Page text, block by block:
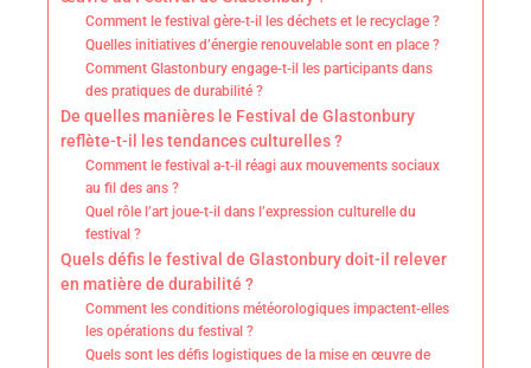
Comment le festival gère-t-il les déchets et le recyclage ?
Quelles initiatives d’énergie renouvelable sont en place ?
Comment Glastonbury engage-t-il les participants dans
des pratiques de durabilité ?
De quelles manières le Festival de Glastonbury
reflète-t-il les tendances culturelles ?
Comment le festival a-t-il réagi aux mouvements sociaux
au fil des ans ?
Quel rôle l’art joue-t-il dans l’expression culturelle du
festival ?
Quels défis le festival de Glastonbury doit-il relever
en matière de durabilité ?
Comment les conditions météorologiques impactent-elles
les opérations du festival ?
Quels sont les défis logistiques de la mise en œuvre de